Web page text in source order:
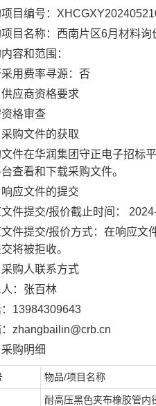
目编号：
目名称：西南片区6月材料
容和范围：
用费率寻源：否
应商资格要求
格审查
采购文件的获取
件在华润集团守正电子招标
查看和下载采购文件。
响应文件的提交
件提交/报价截止时间：
件提交/报价方式：在响应文
将被拒收。
采购人联系方式
：张百林
：13984309643
zhangbailin@crb.cn
购明细
物品/项目名称
耐高压黑色夹布橡胶管内